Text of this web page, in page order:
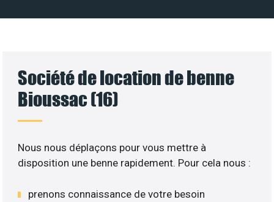
Société de location de benne
Bioussac (16)
Nous nous déplaçons pour vous mettre à
disposition une benne rapidement. Pour cela nous :
prenons connaissance de votre besoin